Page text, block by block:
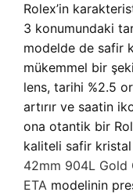
Rolex’in
3 konumundaki
modelde de safir
mükemmel bir
lens, tarihi %2.5
artırır ve saatin
ona otantik bir
kaliteli safir
42mm 904L Gold
ETA modelinin